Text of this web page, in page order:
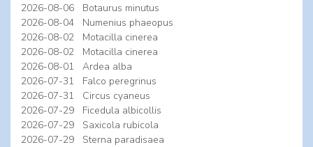
2026-08-06
Botaurus minutus
2026-08-04
Numenius phaeopus
2026-08-02
Motacilla cinerea
2026-08-02
Motacilla cinerea
2026-08-01
Ardea alba
2026-07-31
Falco peregrinus
2026-07-31
Circus cyaneus
2026-07-29
Ficedula albicollis
2026-07-29
Saxicola rubicola
2026-07-29
Sterna paradisaea